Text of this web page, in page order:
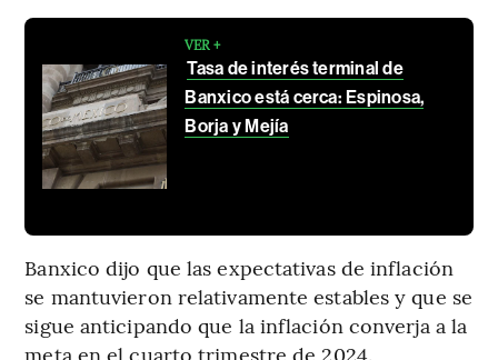
VER +
Tasa de interés terminal de
Banxico está cerca: Espinosa,
Borja y Mejía
Banxico dijo que las expectativas de inflación
se mantuvieron relativamente estables y que se
sigue anticipando que la inflación converja a la
meta en el cuarto trimestre de 2024.